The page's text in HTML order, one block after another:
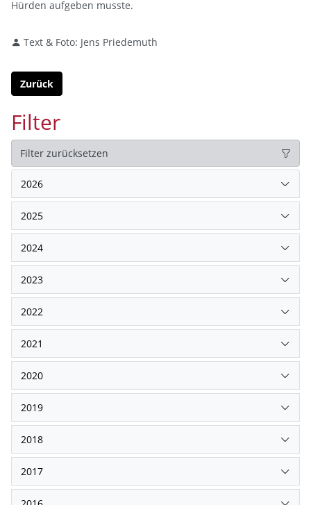
Hürden aufgeben musste.
Text & Foto: Jens Priedemuth
Zurück
Filter
Filter zurücksetzen
2026
2025
2024
2023
2022
2021
2020
2019
2018
2017